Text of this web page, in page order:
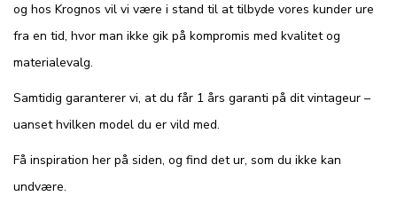
og hos Krognos vil vi være i stand til at tilbyde vores kunder ure
fra en tid, hvor man ikke gik på kompromis med kvalitet og
materialevalg.
Samtidig garanterer vi, at du får 1 års garanti på dit vintageur –
uanset hvilken model du er vild med.
Få inspiration her på siden, og find det ur, som du ikke kan
undvære.